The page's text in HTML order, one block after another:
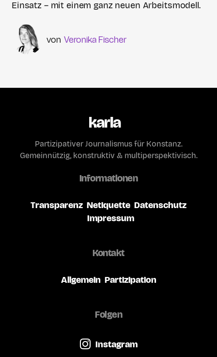
Einsatz – mit einem ganz neuen Arbeitsmodell.
Veronika Fischer
karla
Partizipativer Journalismus für Konstanz.
Gemeinnützig, konstruktiv & multiperspektivisch.
Informationen
Transparenz Netiquette Datenschutz
Impressum
Kontakt
Allgemein Partizipation
Folgen
Instagram